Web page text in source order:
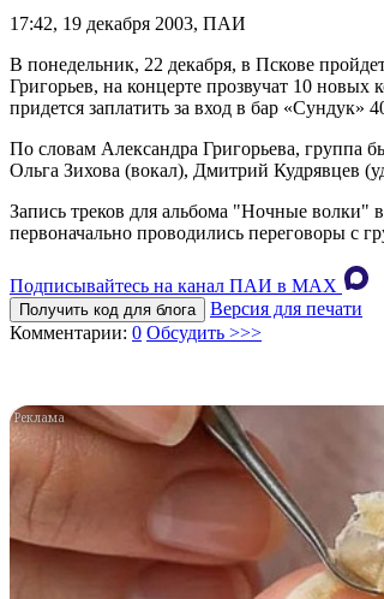
17:42, 19 декабря 2003, ПАИ
В понедельник, 22 декабря, в Пскове
Григорьев, на концерте прозвучат 10
придется заплатить за вход в бар «Сундук»
По словам Александра Григорьева, группа
Ольга Зихова (вокал), Дмитрий Кудрявцев
Запись треков для альбома "Ночные волки"
первоначально проводились переговоры с
Подписывайтесь на канал ПАИ в MAХ
Получить код для блога
Версия для печати
Комментарии: 0 Обсудить >>>